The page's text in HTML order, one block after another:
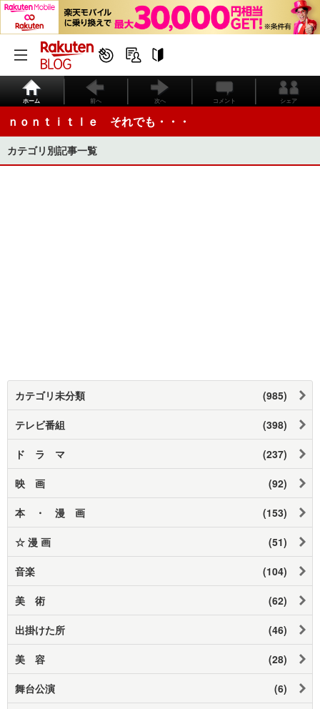
ホーム 前へ 次へ コメント シェア
ｎｏｎｔｉｔｌｅ それでも・・・
カテゴリ別記事一覧
カテゴリ未分類 (985)
テレビ番組 (398)
ド ラ マ (237)
映 画 (92)
本 ・ 漫 画 (153)
☆ 漫 画 (51)
音楽 (104)
美 術 (62)
出掛けた所 (46)
美 容 (28)
舞台公演 (6)